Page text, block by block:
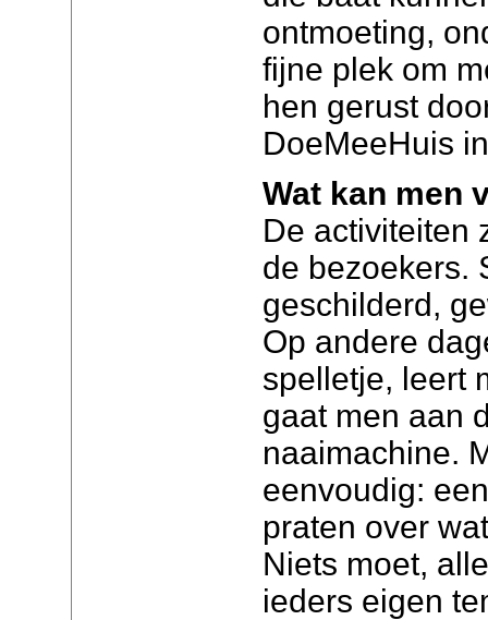
ontmoeting,
fijne plek om
hen gerust
DoeMeeHuis
Wat kan men
De activiteiten
de bezoekers.
geschilderd,
Op andere
spelletje, leert
gaat men aan
naaimachine.
eenvoudig:
praten over
Niets moet,
ieders eigen